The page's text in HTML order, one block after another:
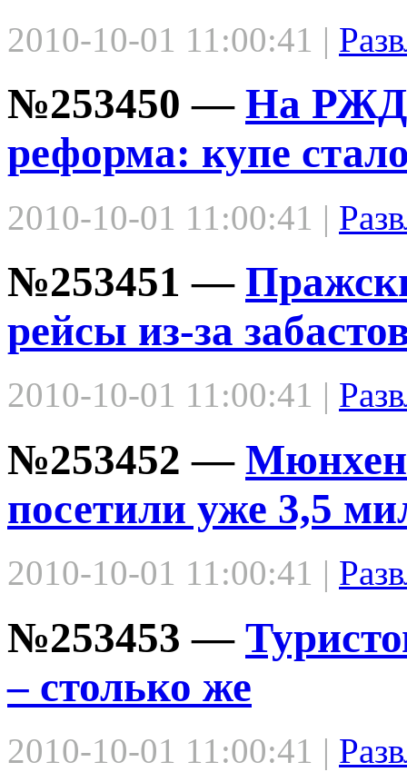
2010-10-01 11:00:41 |
№253450 — На РЖД
реформа: купе
2010-10-01 11:00:41 |
№253451 —
рейсы из-за
2010-10-01 11:00:41 |
№253452 —
посетили уже 3,5
2010-10-01 11:00:41 |
№253453 —
– столько же
2010-10-01 11:00:41 |